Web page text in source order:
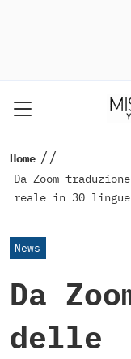
Home //
Da Zoom
reale in 30 lingue
News
Da
delle